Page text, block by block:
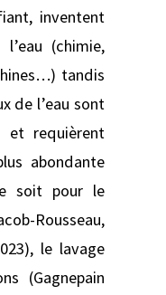
inventent
(chimie,
tandis
de l’eau sont
et requièrent
abondante
soit pour le
Rousseau,
le lavage
(Gagnepain